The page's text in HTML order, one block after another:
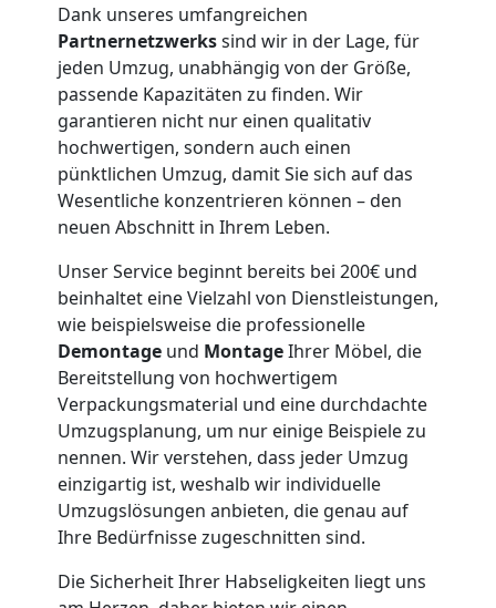
Dank unseres umfangreichen
Partnernetzwerkssind wir in der Lage, für
jeden Umzug, unabhängig von der Größe,
passende Kapazitäten zu finden. Wir
garantieren nicht nur einen qualitativ
hochwertigen, sondern auch einen
pünktlichen Umzug, damit Sie sich auf das
Wesentliche konzentrieren können – den
neuen Abschnitt in Ihrem Leben.
Unser Service beginnt bereits bei 200€ und
beinhaltet eine Vielzahl von Dienstleistungen,
wie beispielsweise die professionelle
Demontage und MontageIhrer Möbel, die
Bereitstellung von hochwertigem
Verpackungsmaterial und eine durchdachte
Umzugsplanung, um nur einige Beispiele zu
nennen. Wir verstehen, dass jeder Umzug
einzigartig ist, weshalb wir individuelle
Umzugslösungen anbieten, die genau auf
Ihre Bedürfnisse zugeschnitten sind.
Die Sicherheit Ihrer Habseligkeiten liegt uns
Umzugshelfer
Feldkirch
Möbeltaxi
Feldkirch
Kleintransport
Feldkirch
Möbelmontage
Feldkirch
Möbeltransport